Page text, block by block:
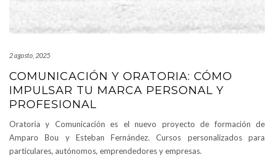
2 agosto, 2025
COMUNICACIÓN Y ORATORIA: CÓMO
IMPULSAR TU MARCA PERSONAL Y
PROFESIONAL
Oratoria y Comunicación es el nuevo proyecto de formación de
Amparo Bou y Esteban Fernández. Cursos personalizados para
particulares, autónomos, emprendedores y empresas.